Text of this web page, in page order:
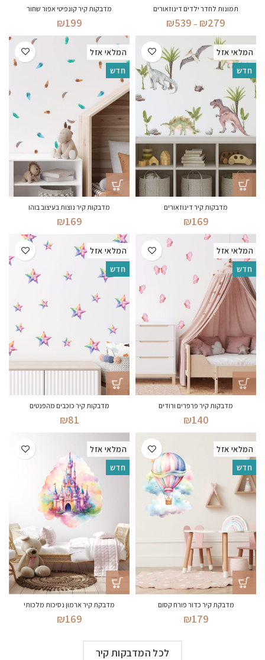
תמונות לחדר ילדים דינוזאורים
₪279
–
₪539
עד
מדבקות קיר קונפיטי אפור שחור
₪199
המלאי אזל
חדש
מדבקות קיר דינוזאורים
₪169
המלאי אזל
חדש
מדבקות קיר נוצות בעיצוב בוהו
₪169
המלאי אזל
חדש
מדבקות קיר פרפרים ורודים
₪140
המלאי אזל
חדש
מדבקות קיר כוכבים מהפנטים
₪81
המלאי אזל
חדש
מדבקת קיר כדור פורח קסום
₪179
המלאי אזל
חדש
מדבקת קיר ארמון נסיכות מלכותי
₪169
לכל המדבקות קיר